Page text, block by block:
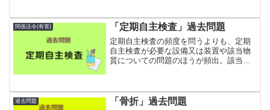
関係法令(有害) 「定期自主検査」過去問題
定期自主検査の頻度を問うよりも、定期
自主検査が必要な設備又は装置や該当物
質についての問題のほうが頻出。該当物
力も必要かも。定期自主検査2013年10月
次の設備又は装置の...
過去問題 「骨折」過去問題